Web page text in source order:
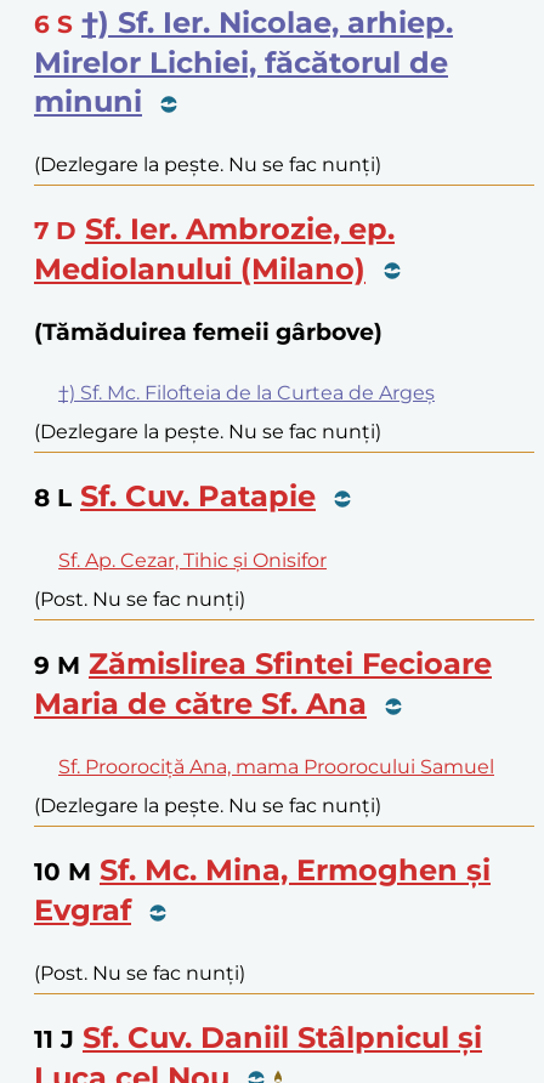
6 S †) Sf. Ier. Nicolae, arhiep.
Mirelor Lichiei, făcătorul de
minuni
(Dezlegare la pește. Nu se fac nunți)
7 D Sf. Ier. Ambrozie, ep.
Mediolanului (Milano)
(Tămăduirea femeii gârbove)
†) Sf. Mc. Filofteia de la Curtea de Argeș
(Dezlegare la pește. Nu se fac nunți)
8 L Sf. Cuv. Patapie
Sf. Ap. Cezar, Tihic și Onisifor
(Post. Nu se fac nunți)
9 M Zămislirea Sfintei Fecioare
Maria de către Sf. Ana
Sf. Proorociță Ana, mama Proorocului Samuel
(Dezlegare la pește. Nu se fac nunți)
10 M Sf. Mc. Mina, Ermoghen și
Evgraf
(Post. Nu se fac nunți)
11 J Sf. Cuv. Daniil Stâlpnicul și